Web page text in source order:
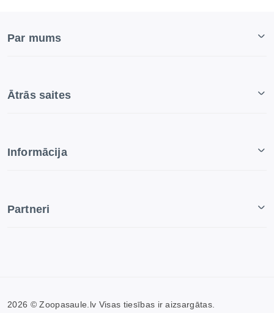
Par mums
Ātrās saites
Informācija
Partneri
2026 © Zoopasaule.lv Visas tiesības ir aizsargātas.